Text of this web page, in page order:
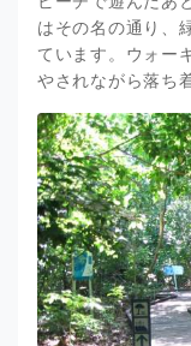
はその名の通り、
ています。ウォー
やされながら落ち